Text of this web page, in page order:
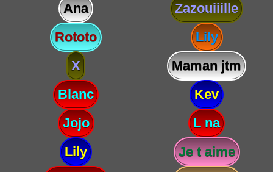
Ana
Zazouiiille
Rototo
Lily
X
Maman jtm
Blanc
Kev
Jojo
L na
Lily
Je t aime